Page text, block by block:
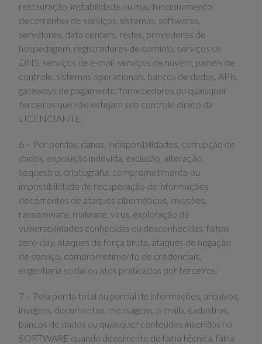
restauração, instabilidade ou mau funcionamento
decorrentes de serviços, sistemas, softwares,
servidores, data centers, redes, provedores de
hospedagem, registradores de domínio, serviços de
DNS, serviços de e-mail, serviços de nuvem, painéis de
controle, sistemas operacionais, bancos de dados, APIs,
gateways de pagamento, fornecedores ou quaisquer
terceiros que não estejam sob controle direto da
LICENCIANTE;
6 – Por perdas, danos, indisponibilidades, corrupção de
dados, exposição indevida, exclusão, alteração,
sequestro, criptografia, comprometimento ou
impossibilidade de recuperação de informações
decorrentes de ataques cibernéticos, invasões,
ransomware, malware, vírus, exploração de
vulnerabilidades conhecidas ou desconhecidas, falhas
zero-day, ataques de força bruta, ataques de negação
de serviço, comprometimento de credenciais,
engenharia social ou atos praticados por terceiros;
7 – Pela perda total ou parcial de informações, arquivos,
imagens, documentos, mensagens, e-mails, cadastros,
bancos de dados ou quaisquer conteúdos inseridos no
SOFTWARE quando decorrente de falha técnica, falha